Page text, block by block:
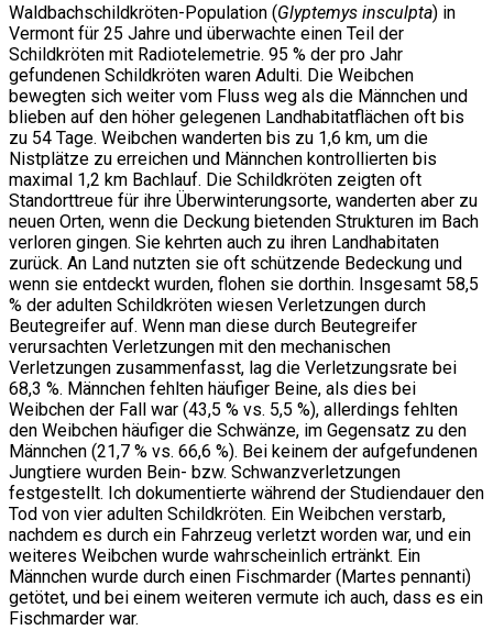
Waldbachschildkröten-Population (Glyptemys insculpta) in
Vermont für 25 Jahre und überwachte einen Teil der
Schildkröten mit Radiotelemetrie. 95 % der pro Jahr
gefundenen Schildkröten waren Adulti. Die Weibchen
bewegten sich weiter vom Fluss weg als die Männchen und
blieben auf den höher gelegenen Landhabitatflächen oft bis
zu 54 Tage. Weibchen wanderten bis zu 1,6 km, um die
Nistplätze zu erreichen und Männchen kontrollierten bis
maximal 1,2 km Bachlauf. Die Schildkröten zeigten oft
Standorttreue für ihre Überwinterungsorte, wanderten aber zu
neuen Orten, wenn die Deckung bietenden Strukturen im Bach
verloren gingen. Sie kehrten auch zu ihren Landhabitaten
zurück. An Land nutzten sie oft schützende Bedeckung und
wenn sie entdeckt wurden, flohen sie dorthin. Insgesamt 58,5
% der adulten Schildkröten wiesen Verletzungen durch
Beutegreifer auf. Wenn man diese durch Beutegreifer
verursachten Verletzungen mit den mechanischen
Verletzungen zusammenfasst, lag die Verletzungsrate bei
68,3 %. Männchen fehlten häufiger Beine, als dies bei
Weibchen der Fall war (43,5 % vs. 5,5 %), allerdings fehlten
den Weibchen häufiger die Schwänze, im Gegensatz zu den
Männchen (21,7 % vs. 66,6 %). Bei keinem der aufgefundenen
Jungtiere wurden Bein- bzw. Schwanzverletzungen
festgestellt. Ich dokumentierte während der Studiendauer den
Tod von vier adulten Schildkröten. Ein Weibchen verstarb,
nachdem es durch ein Fahrzeug verletzt worden war, und ein
weiteres Weibchen wurde wahrscheinlich ertränkt. Ein
Männchen wurde durch einen Fischmarder (Martes pennanti)
getötet, und bei einem weiteren vermute ich auch, dass es ein
Fischmarder war.